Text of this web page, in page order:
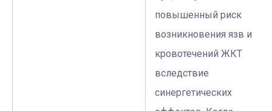
повышенный риск
возникновения язв и
кровотечений ЖКТ
вследствие
синергетических